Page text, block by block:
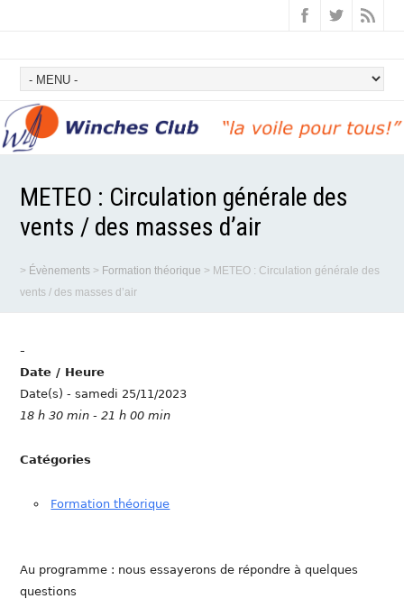
METEO : Circulation générale des
vents / des masses d’air
> Évènements > Formation théorique > METEO : Circulation générale des
vents / des masses d’air
-
Date / Heure
Date(s) - samedi 25/11/2023
18 h 30 min - 21 h 00 min
Catégories
Formation théorique
Au programme : nous essayerons de répondre à quelques
questions